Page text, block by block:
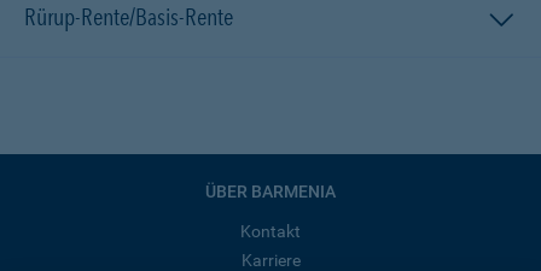
Rürup-Rente/Basis-Rente
ÜBER BARMENIA
Kontakt
Karriere